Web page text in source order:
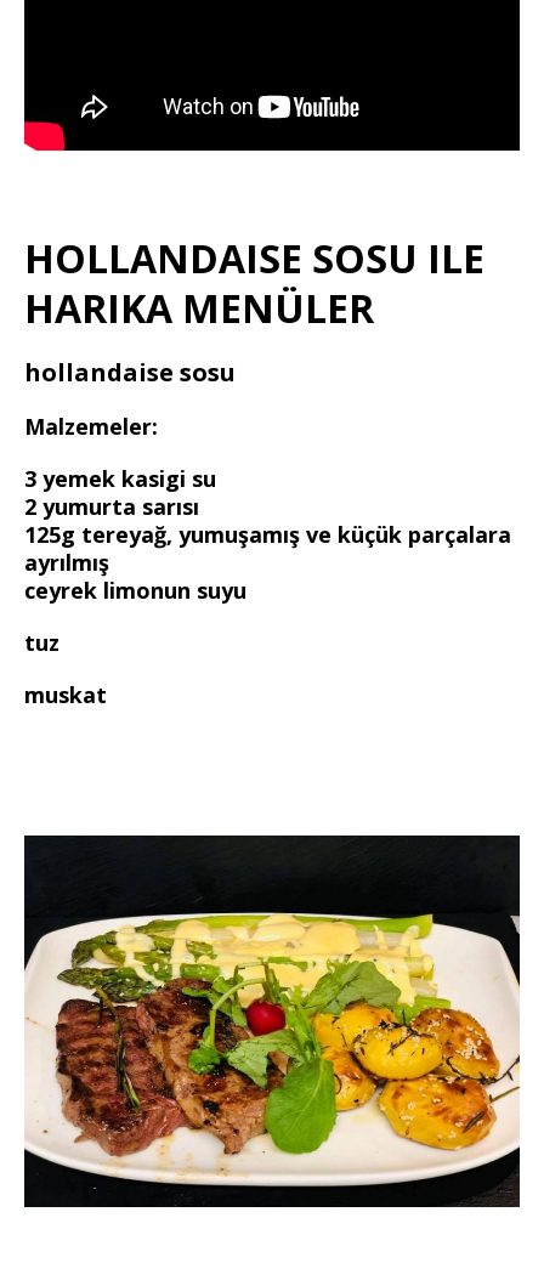
HOLLANDAISE SOSU ILE
HARIKA MENÜLER
hollandaise sosu
Malzemeler:
3 yemek kasigi su
2 yumurta sarısı
125g tereyağ, yumuşamış ve küçük parçalara
ayrılmış
ceyrek limonun suyu
tuz
muskat